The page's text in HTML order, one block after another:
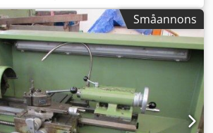
konan: 920 mm Konans längd: 500 mm
– 1400 varv/min Matning per varv: 0,032
planskiva, diameter: 800 mm Total
Maskinens vikt, ca: 6,5 ton
6,5 x 1,5 x 2,0 m med digital avläsning
diameter 315 mm MULTIFIX
linjäler (genomgång 340 mm, 520
S Ahjfkea *
Småannons